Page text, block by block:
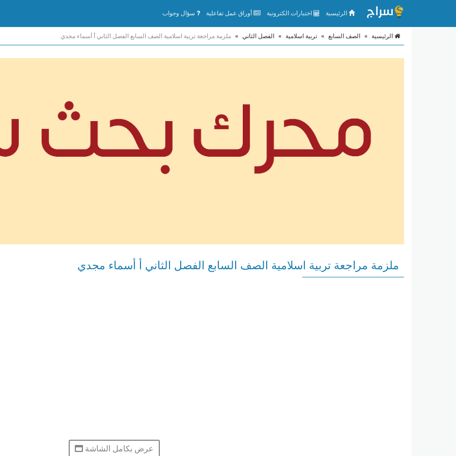
الرئيسية اختبارات الكترونية أوراق عمل تفاعلية سؤال وجواب
الرئيسية » الصف السابع » تربية اسلامية » الفصل الثاني » ملزمة مراجعة تربية اسلامية الصف السابع الفصل الثاني أ أسماء مجدي
ملزمة مراجعة تربية اسلامية الصف السابع الفصل الثاني أ أسماء مجدي
عرض بكامل الشاشة